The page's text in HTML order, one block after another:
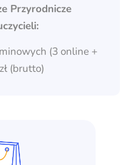
Przyrodnicze
(3 online +
(brutto)